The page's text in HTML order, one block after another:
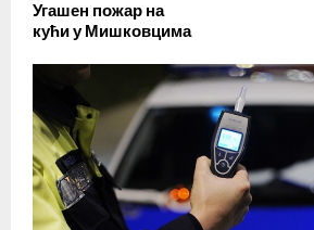
Угашен пожар на
кући у Мишковцима